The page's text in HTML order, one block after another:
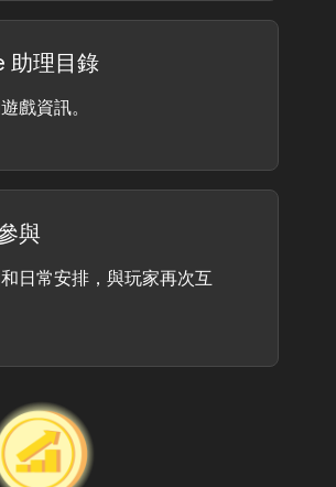
助理目錄
戲資訊。
與
日常安排，與玩家再次互